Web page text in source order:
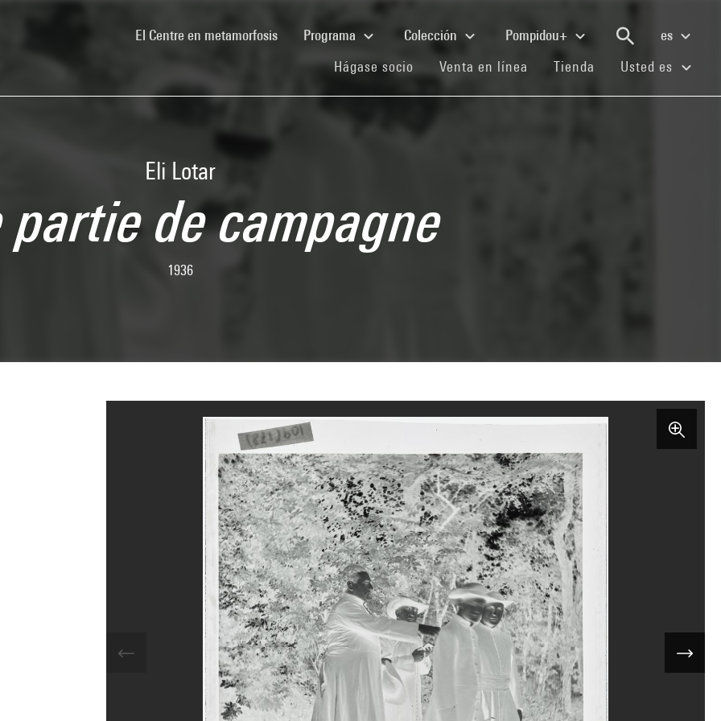
El Centre en metamorfosis(current)Programa Colección Pompidou+
es
Hágase socio (current)
Venta en línea (current)
Tienda (current)
Usted es
Eli Lotar
partie de campagne
1936